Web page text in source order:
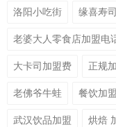
洛阳小吃街 缘喜寿
老婆大人零食店加盟电
大卡司加盟费 正规
老佛爷牛蛙 餐饮加
武汉饮品加盟 烘焙